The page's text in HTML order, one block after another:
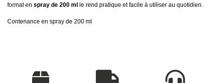
format en spray de 200 ml le rend pratique et facile à utiliser au quotidien.
Contenance en spray de 200 ml